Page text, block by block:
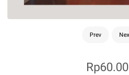
Prev